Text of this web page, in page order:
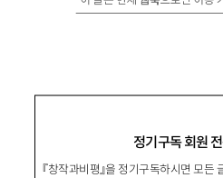
정기구독 회원
『창작과비평』을 정기구독하시면 모